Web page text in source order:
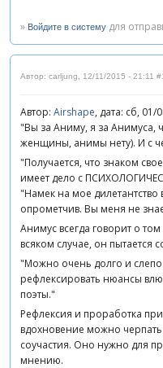
» Войдите в систему для
Автор: carljung 12/11/2015 - 21:11
Автор: Airshape, дата: сб, 01/
"Вы за Аниму, я за Анимуса,
женщины, анимы нету). И с
"Получается, что знаком
имеет дело с
"Намек на мое
опрометчив. Вы меня не
Анимус всегда говорит о
всяком случае, он пытается
"Можно очень долго и
рефлексировать нюансы
поэты."
Рефлексия и проработка
вдохновение можно
соучастия. Оно нужно для
мнению.